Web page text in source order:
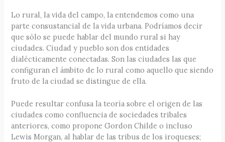
Lo rural, la vida del campo, la entendemos como una
parte consustancial de la vida urbana. Podríamos decir
que sólo se puede hablar del mundo rural si hay
ciudades. Ciudad y pueblo son dos entidades
dialécticamente conectadas. Son las ciudades las que
configuran el ámbito de lo rural como aquello que siendo
fruto de la ciudad se distingue de ella.
Puede resultar confusa la teoría sobre el origen de las
ciudades como confluencia de sociedades tribales
anteriores, como propone Gordon Childe o incluso
Lewis Morgan, al hablar de las tribus de los iroqueses;